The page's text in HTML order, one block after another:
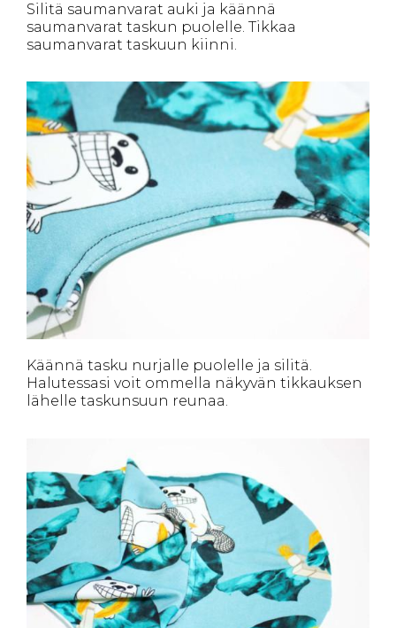
Silitä saumanvarat auki ja käännä
saumanvarat taskun puolelle. Tikkaa
saumanvarat taskuun kiinni.
Käännä tasku nurjalle puolelle ja silitä.
Halutessasi voit ommella näkyvän tikkauksen
lähelle taskunsuun reunaa.